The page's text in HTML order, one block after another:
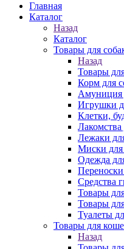
Главная
Каталог
Назад
Каталог
Товары для
Назад
Товары
Корм для
Амуниция
Игрушки
Клетки,
Лакомства
Лежаки
Миски для
Одежда
Средства
Товары
Товары
Туалеты
Товары для
Назад